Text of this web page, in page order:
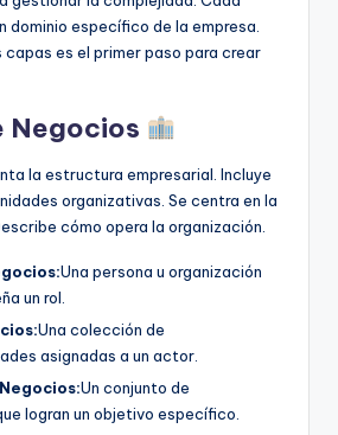
dominio específico de la empresa.
es el primer paso para crear
Negocios
la estructura empresarial. Incluye
organizativas. Se centra en la
cómo opera la organización.
Una persona u organización
un rol.
Una colección de
asignadas a un actor.
Un conjunto de
logran un objetivo específico.